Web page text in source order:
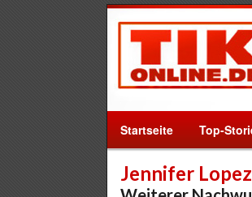
Startseite Top-
Jennifer Lopez